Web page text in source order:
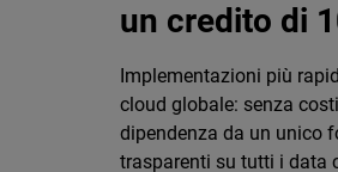
un credito di
Implementazioni più
cloud globale: senza
dipendenza da un unico
trasparenti su tutti i data